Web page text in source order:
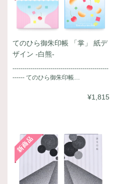
てのひら御朱印帳 「掌」 紙デ
ザイン -白熊-
------------------------------------------------
------ てのひら御朱印帳…
¥1,815